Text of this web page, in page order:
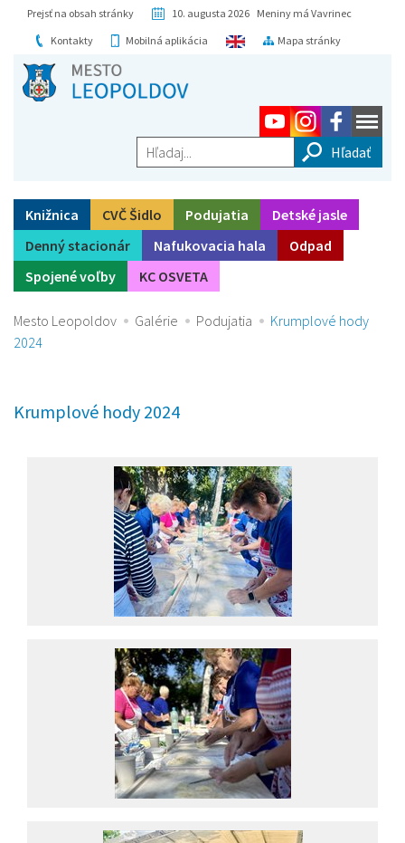
Prejsť na obsah stránky
10. augusta 2026 Meniny má Vavrinec
Kontakty
Mobilná aplikácia Mapa stránky
Hľadaj...
Knižnica CVČ Šidlo Podujatia
Detské jasle
Denný stacionár
Nafukovacia hala
Odpad
Spojené voľby
KC OSVETA
Mesto Leopoldov Galérie Podujatia
Krumplové hody
2024
Krumplové hody 2024